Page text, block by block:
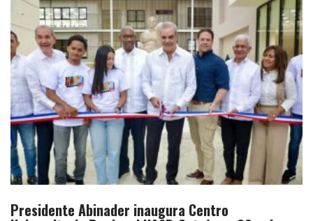
Presidente Abinader inaugura Centro